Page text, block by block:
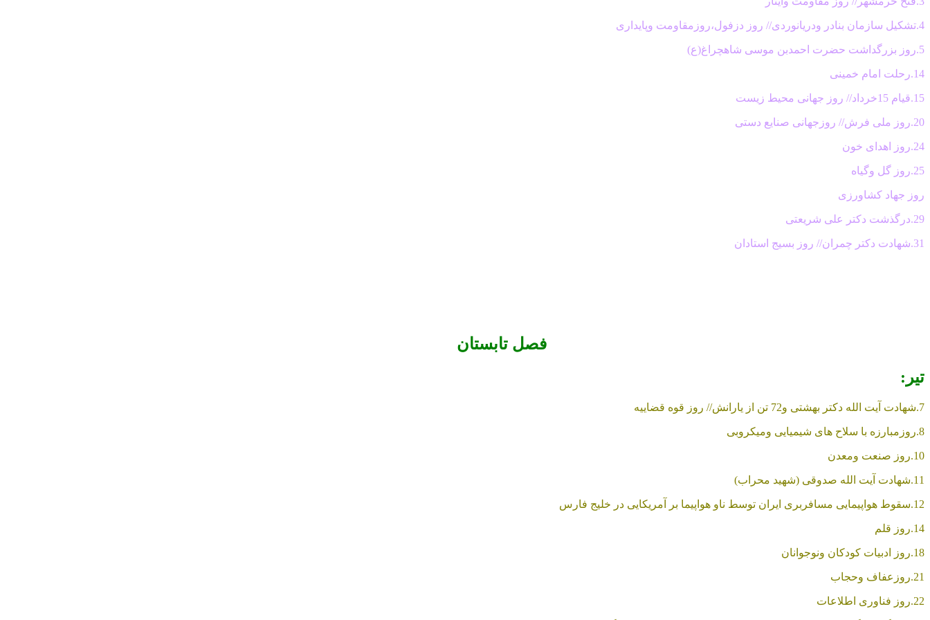
4.تشکیل سازمان بنادر ودریانوردی// روز دزفول،روزمقاومت وپایداری
5.روز بزرگداشت حضرت احمدبن موسی شاهچراغ(ع)
14.رحلت امام خمینی
15.قیام 15خرداد// روز جهانی محیط زیست
20.روز ملی فرش// روزجهانی صنایع دستی
24.روز اهدای خون
25.روز گل وگیاه
روز جهاد کشاورزی
29.درگذشت دکتر علی شریعتی
31.شهادت دکتر چمران// روز بسیج استادان
فصل تابستان
تیر:
7.شهادت آیت الله دکتر بهشتی و72 تن از یارانش// روز قوه قضاییه
8.روزمبارزه با سلاح های شیمیایی ومیکروبی
10.روز صنعت ومعدن
11.شهادت آیت الله صدوقی (شهید محراب)
12.سقوط هواپیمایی مسافربری ایران توسط ناو هواپیما بر آمریکایی در خلیج فارس
14.روز قلم
18.روز ادبیات کودکان ونوجوانان
21.روزعفاف وحجاب
22.روز فناوری اطلاعات